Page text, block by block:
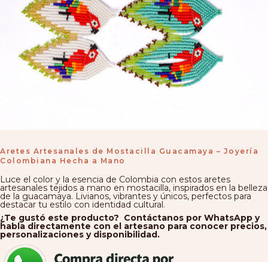
Aretes Artesanales de Mostacilla Guacamaya – Joyería
Colombiana Hecha a Mano
Luce el color y la esencia de Colombia con estos aretes
artesanales tejidos a mano en mostacilla, inspirados en la belleza
de la guacamaya. Livianos, vibrantes y únicos, perfectos para
destacar tu estilo con identidad cultural.
¿Te gustó este producto? Contáctanos por WhatsApp y
habla directamente con el artesano para conocer precios,
personalizaciones y disponibilidad.